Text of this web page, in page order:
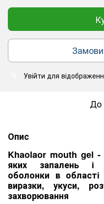
Увійти для
До
Опис
Khaolaor mouth gel -
яких запалень і
оболонки в
виразки, укуси,
захворювання